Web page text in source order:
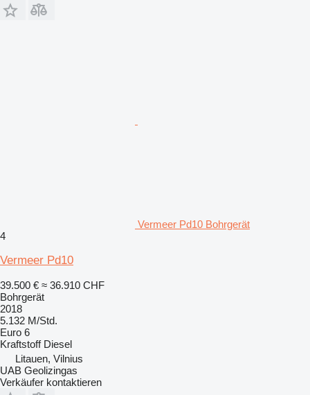
Vermeer Pd10 Bohrgerät
4
Vermeer Pd10
39.500 € ≈ 36.910 CHF
Bohrgerät
2018
5.132 M/Std.
Euro 6
Kraftstoff Diesel
Litauen, Vilnius
UAB Geolizingas
Verkäufer kontaktieren